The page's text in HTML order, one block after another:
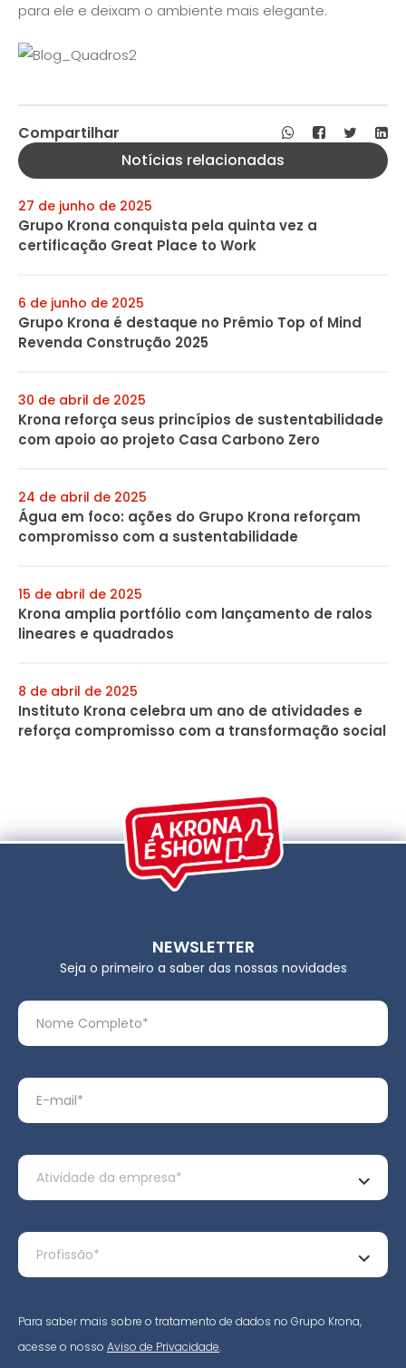
para ele e deixam o ambiente mais elegante.
Compartilhar
Notícias relacionadas
27 de junho de 2025
Grupo Krona conquista pela quinta vez a
certificação Great Place to Work
6 de junho de 2025
Grupo Krona é destaque no Prêmio Top of Mind
Revenda Construção 2025
30 de abril de 2025
Krona reforça seus princípios de sustentabilidade
com apoio ao projeto Casa Carbono Zero
24 de abril de 2025
Água em foco: ações do Grupo Krona reforçam
compromisso com a sustentabilidade
15 de abril de 2025
Krona amplia portfólio com lançamento de ralos
lineares e quadrados
8 de abril de 2025
Instituto Krona celebra um ano de atividades e
reforça compromisso com a transformação social
NEWSLETTER
Seja o primeiro a saber das nossas novidades
Para saber mais sobre o tratamento de dados no Grupo Krona,
acesse o nosso Aviso de Privacidade.